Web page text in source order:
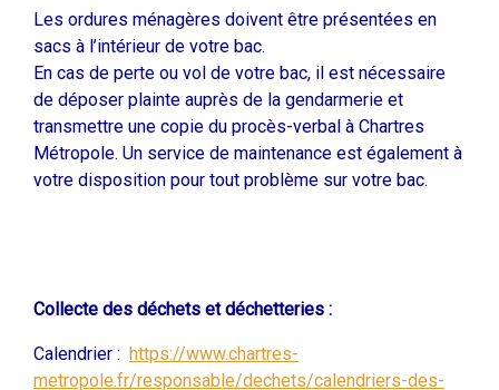
Les ordures ménagères doivent être présentées en
sacs à l’intérieur de votre bac.
En cas de perte ou vol de votre bac, il est nécessaire
de déposer plainte auprès de la gendarmerie et
transmettre une copie du procès-verbal à Chartres
Métropole. Un service de maintenance est également à
votre disposition pour tout problème sur votre bac.
Collecte des déchets et déchetteries :
Calendrier : https://www.chartres-
metropole.fr/responsable/dechets/calendriers-des-